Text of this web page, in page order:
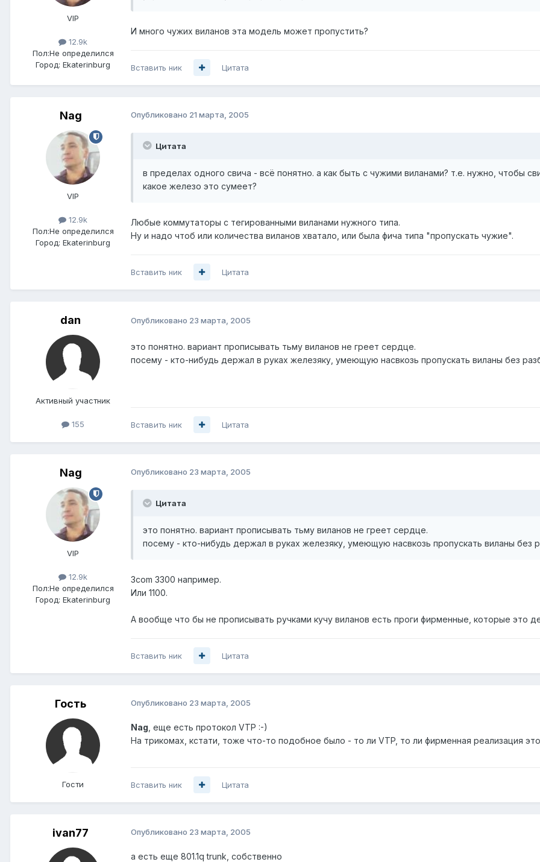
VIP
12.9k
Пол:Не определился
Город: Ekaterinburg
И много чужих виланов эта модель может пропустить?
Вставить ник Цитата
Nag
VIP
12.9k
Пол:Не определился
Город: Ekaterinburg
Опубликовано 21 марта, 2005
Цитата
в пределах одного свича - всё понятно. а как быть с чужими виланами? т.е. нужно, чтобы
какое железо это сумеет?
Любые коммутаторы с тегированными виланами нужного типа.
Ну и надо чтоб или количества виланов хватало, или была фича типа "пропускать чужие".
Вставить ник Цитата
dan
Активный участник
155
Опубликовано 23 марта, 2005
это понятно. вариант прописывать тьму виланов не греет сердце.
посему - кто-нибудь держал в руках железяку, умеющую насвкозь пропускать виланы без
Вставить ник Цитата
Nag
VIP
12.9k
Пол:Не определился
Город: Ekaterinburg
Опубликовано 23 марта, 2005
Цитата
это понятно. вариант прописывать тьму виланов не греет сердце.
посему - кто-нибудь держал в руках железяку, умеющую насвкозь пропускать виланы без
3com 3300 например.
Или 1100.
А вообще что бы не прописывать ручками кучу виланов есть проги фирменные, которые это
Вставить ник Цитата
Гость
Гости
Опубликовано 23 марта, 2005
Nag , еще есть протокол VTP :-)
На трикомах, кстати, тоже что-то подобное было - то ли VTP, то ли фирменная реализация
Вставить ник Цитата
ivan77 Опубликовано 23 марта, 2005
а есть еще 801.1q trunk, собственно